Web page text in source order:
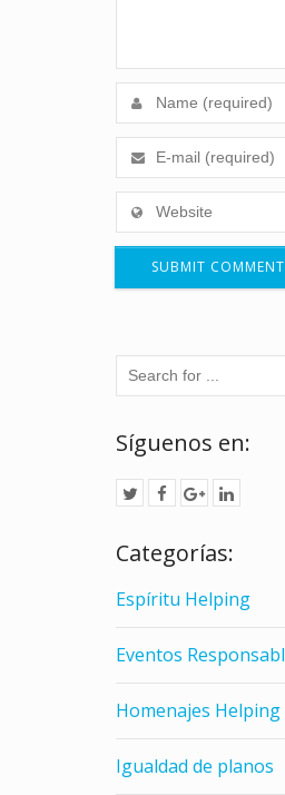
Síguenos en:
Categorías:
Espíritu Helping
Eventos
Homenajes
Igualdad de planos